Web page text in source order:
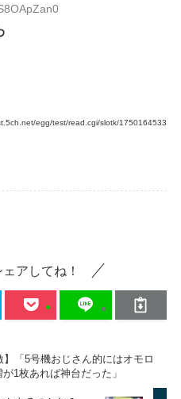
egg/test/read.cgi/slotk/1750164533
アしてね！
】「5号機おじさん的にはオモロ
1枚あれば神台だった」